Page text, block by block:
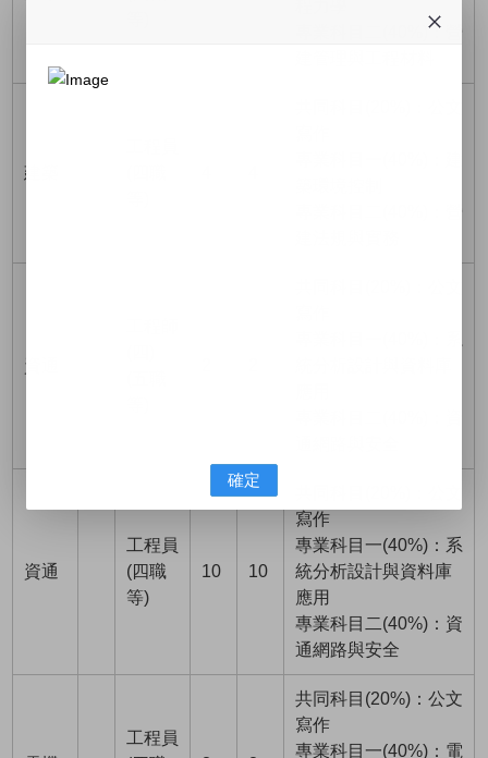
專業科目二(40%)：營
建築
資通
資通
工程員
(四職
等)
10 10
寫作
專業科目一(40%)：系
統分析設計與資料庫
應用
專業科目二(40%)：資
通網路與安全
工程員
共同科目(20%)：公文
寫作
專業科目一(40%)：電
確定